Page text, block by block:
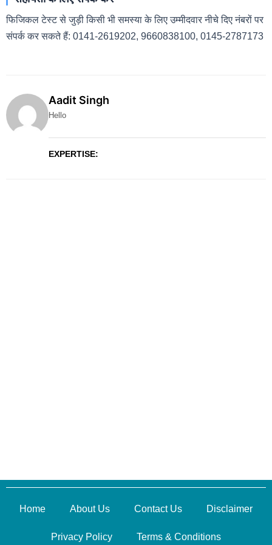
फिजिकल टेस्ट से जुड़ी किसी भी समस्या के लिए उम्मीदवार नीचे दिए नंबरों पर
संपर्क कर सकते हैं: 0141-2619202, 9660838100, 0145-2787173
Aadit Singh
Hello
EXPERTISE:
Home About Us Contact Us Disclaimer
Privacy Policy Terms & Conditions